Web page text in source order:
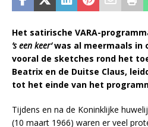
Het satirische VARA-
’s een keer‘was al meermaals in
vooral de sketches rond het
Beatrix en de Duitse Claus,
tot het einde van het
Tijdens en na de Koninklijke
(10 maart 1966) waren er veel